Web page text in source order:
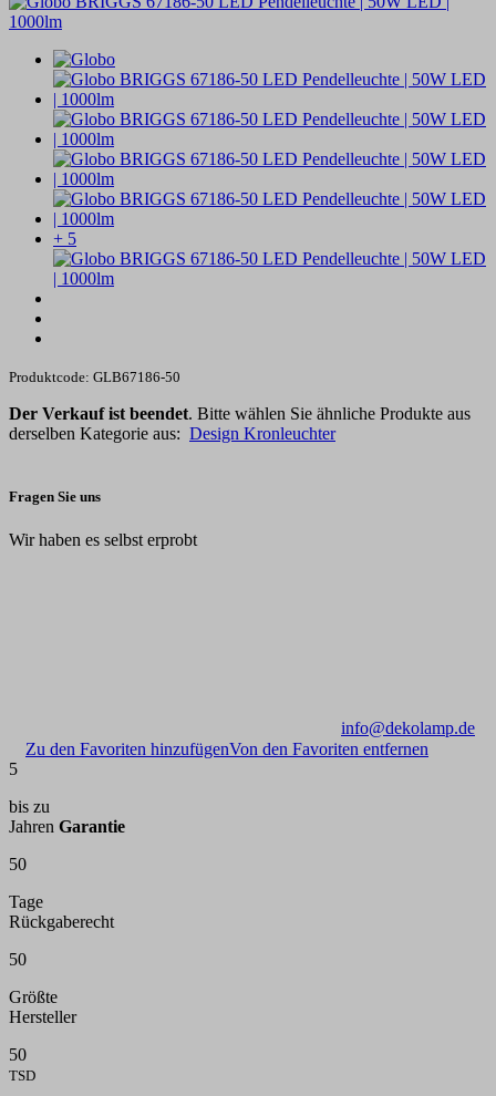
+ 5
Produktcode: GLB67186-50
Der Verkauf ist beendet. Bitte wählen Sie ähnliche Produkte aus
derselben Kategorie aus: Design Kronleuchter
Fragen Sie uns
Wir haben es selbst erprobt
info@dekolamp.de
Zu den Favoriten hinzufügenVon den Favoriten entfernen
5
bis zu
Jahren Garantie
50
Tage
Rückgaberecht
50
Größte
Hersteller
50
TSD